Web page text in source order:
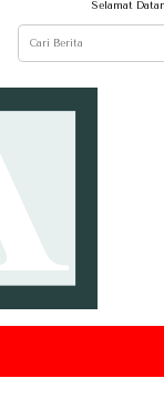
Selamat Datang di